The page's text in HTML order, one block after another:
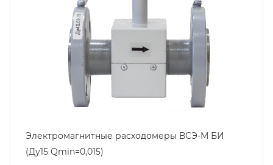
Электромагнитные расходомеры ВСЭ-М БИ
(Ду15 Qmin=0,015)